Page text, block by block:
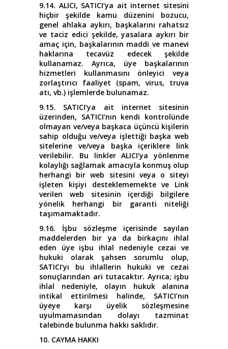
9.14. ALICI, SATICI’ya ait internet sitesini
hiçbir şekilde kamu düzenini bozucu,
genel ahlaka aykırı, başkalarını rahatsız
ve taciz edici şekilde, yasalara aykırı bir
amaç için, başkalarının maddi ve manevi
haklarına tecavüz edecek şekilde
kullanamaz. Ayrıca, üye başkalarının
hizmetleri kullanmasını önleyici veya
zorlaştırıcı faaliyet (spam, virus, truva
atı, vb.) işlemlerde bulunamaz.
9.15. SATICI’ya ait internet sitesinin
üzerinden, SATICI’nın kendi kontrolünde
olmayan ve/veya başkaca üçüncü kişilerin
sahip olduğu ve/veya işlettiği başka web
sitelerine ve/veya başka içeriklere link
verilebilir. Bu linkler ALICI’ya yönlenme
kolaylığı sağlamak amacıyla konmuş olup
herhangi bir web sitesini veya o siteyi
işleten kişiyi desteklememekte ve Link
verilen web sitesinin içerdiği bilgilere
yönelik herhangi bir garanti niteliği
taşımamaktadır.
9.16. İşbu sözleşme içerisinde sayılan
maddelerden bir ya da birkaçını ihlal
eden üye işbu ihlal nedeniyle cezai ve
hukuki olarak şahsen sorumlu olup,
SATICI’yı bu ihlallerin hukuki ve cezai
sonuçlarından ari tutacaktır. Ayrıca; işbu
ihlal nedeniyle, olayın hukuk alanına
intikal ettirilmesi halinde, SATICI’nın
üyeye karşı üyelik sözleşmesine
uyulmamasından dolayı tazminat
talebinde bulunma hakkı saklıdır.
10. CAYMA HAKKI